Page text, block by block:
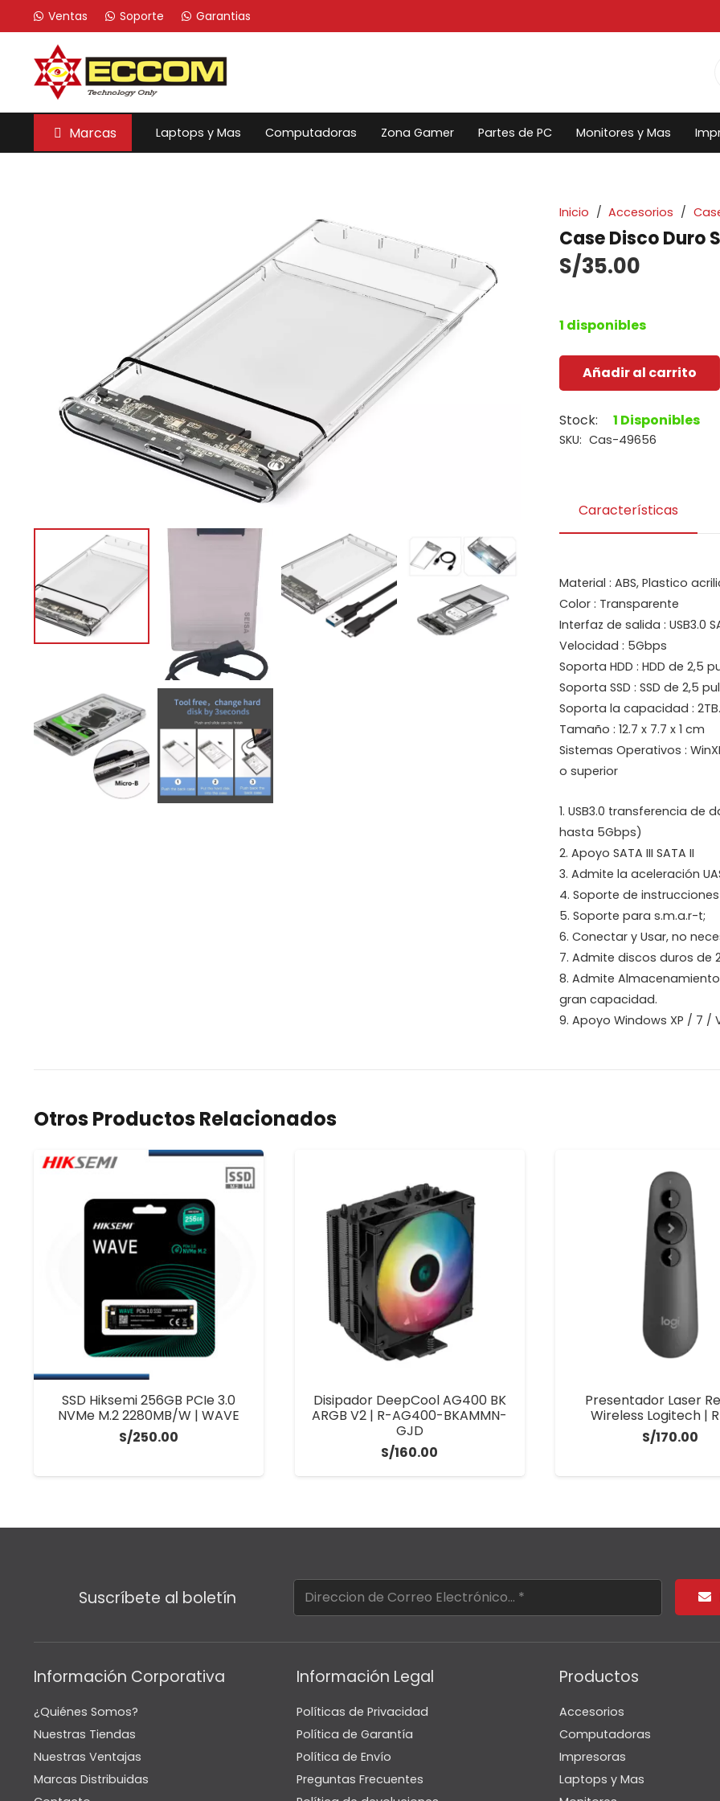
Ventas Soporte Garantias
Marcas Laptops y Mas Computadoras Zona Gamer Partes de PC Monitores y Mas
Inicio / Accesorios /
Case Disco Duro
S/35.00
1 disponibles
Case
Duro
Seisa
DN-
K209
Añadir al carrito
Stock: 1 Disponibles
SKU: Cas-49656
Características
Material : ABS, Plastico
Color : Transparente
Interfaz de salida : USB3.0
Velocidad : 5Gbps
Soporta HDD : HDD de 2,5
Soporta SSD : SSD de 2,5
Soporta la capacidad : 2TB.
Tamaño : 12.7 x 7.7 x 1 cm
Sistemas Operativos :
o superior
1. USB3.0 transferencia
hasta 5Gbps)
2. Apoyo SATA III SATA II
3. Admite la aceleración
4. Soporte de
5. Soporte para s.m.a.r-t;
6. Conectar y Usar, no
7. Admite discos duros de
8. Admite
gran capacidad.
9. Apoyo Windows XP / 7 /
Otros Productos Relacionados
SSD Hiksemi 256GB PCIe 3.0
NVMe M.2 2280MB/W | WAVE
S/250.00
Disipador DeepCool AG400 BK
ARGB V2 | R-AG400-BKAMMN-
GJD
S/160.00
Presentador Laser
Wireless Logitech |
S/170.00
Suscríbete al boletín
Información Corporativa
¿Quiénes Somos?
Nuestras Tiendas
Nuestras Ventajas
Marcas Distribuidas
Información Legal
Políticas de Privacidad
Política de Garantía
Política de Envío
Preguntas Frecuentes
Productos
Accesorios
Computadoras
Impresoras
Laptops y Mas